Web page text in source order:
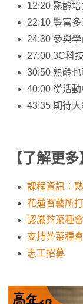
12:20 熟齡
22:10 豐富
24:30 參與
27:00 3C科
30:50 熟齡
40:00 從活
43:35 期待
【了解更多
課程資訊：
花蓮習藝所
認識芥菜種會
支持芥菜種會
志工招募